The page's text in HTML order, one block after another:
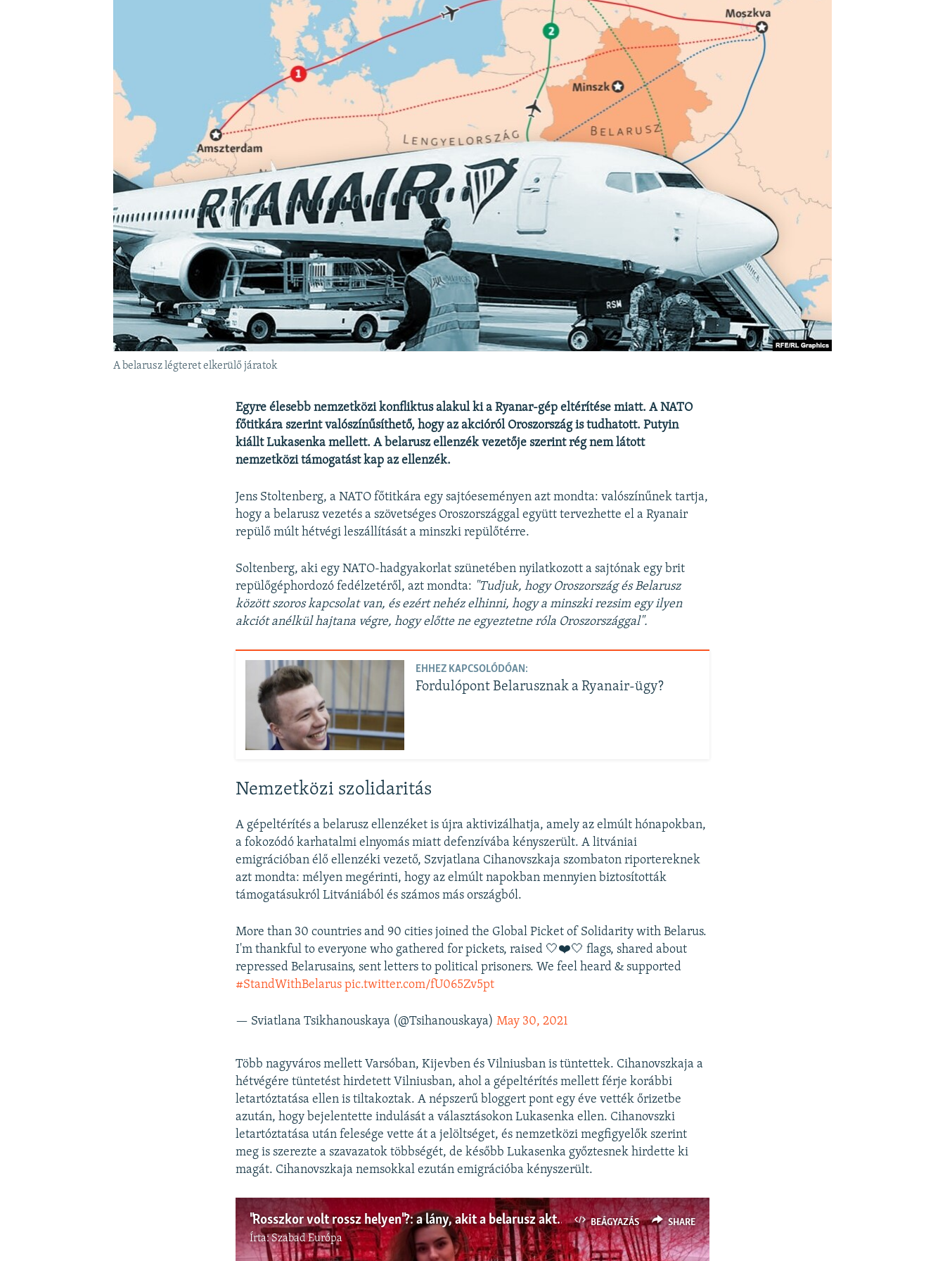
A MÚLT TANULSÁGAI
A belarusz légteret elkerülő járatok
Egyre élesebb nemzetközi konfliktus alakul ki a Ryanar-gép eltérítése miatt. A NATO
főtitkára szerint valószínűsíthető, hogy az akcióról Oroszország is tudhatott. Putyin
kiállt Lukasenka mellett. A belarusz ellenzék vezetője szerint rég nem látott
nemzetközi támogatást kap az ellenzék.
Jens Stoltenberg, a NATO főtitkára egy sajtóeseményen azt mondta: valószínűnek tartja,
hogy a belarusz vezetés a szövetséges Oroszországgal együtt tervezhette el a Ryanair
repülő múlt hétvégi leszállítását a minszki repülőtérre.
Soltenberg, aki egy NATO-hadgyakorlat szünetében nyilatkozott a sajtónak egy brit
repülőgéphordozó fedélzetéről, azt mondta: "Tudjuk, hogy Oroszország és Belarusz
között szoros kapcsolat van, és ezért nehéz elhinni, hogy a minszki rezsim egy ilyen
akciót anélkül hajtana végre, hogy előtte ne egyeztetne róla Oroszországgal".
EHHEZ KAPCSOLÓDÓAN:
Fordulópont Belarusznak a Ryanair-ügy?
Nemzetközi szolidaritás
A gépeltérítés a belarusz ellenzéket is újra aktivizálhatja, amely az elmúlt hónapokban,
a fokozódó karhatalmi elnyomás miatt defenzívába kényszerült. A litvániai
emigrációban élő ellenzéki vezető, Szvjatlana Cihanovszkaja szombaton riportereknek
azt mondta: mélyen megérinti, hogy az elmúlt napokban mennyien biztosították
támogatásukról Litvániából és számos más országból.
More than 30 countries and 90 cities joined the Global Picket of Solidarity with Belarus.
I'm thankful to everyone who gathered for pickets, raised 🤍❤️🤍 flags, shared about
repressed Belarusains, sent letters to political prisoners. We feel heard & supported
#StandWithBelarus pic.twitter.com/fU065Zv5pt
— Sviatlana Tsikhanouskaya (@Tsihanouskaya)May 30, 2021
Több nagyváros mellett Varsóban, Kijevben és Vilniusban is tüntettek. Cihanovszkaja a
hétvégére tüntetést hirdetett Vilniusban, ahol a gépeltérítés mellett férje korábbi
letartóztatása ellen is tiltakoztak. A népszerű bloggert pont egy éve vették őrizetbe
azután, hogy bejelentette indulását a választásokon Lukasenka ellen. Cihanovszki
letartóztatása után felesége vette át a jelöltséget, és nemzetközi megfigyelők szerint
meg is szerezte a szavazatok többségét, de később Lukasenka győztesnek hirdette ki
magát. Cihanovszkaja nemsokkal ezután emigrációba kényszerült.
BEÁGYAZÁS SHARE
"Rosszkor volt rossz helyen"?: a lány, akit a belarusz aktivistával vettek őrizetbe
Írta:Szabad Európa